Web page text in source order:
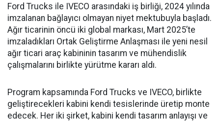
Ford Trucks ile IVECO arasındaki iş birliği, 2024 yılında
imzalanan bağlayıcı olmayan niyet mektubuyla başladı.
Ağır ticarinin öncü iki global markası, Mart 2025’te
imzaladıkları Ortak Geliştirme Anlaşması ile yeni nesil
ağır ticari araç kabininin tasarım ve mühendislik
çalışmalarını birlikte yürütme kararı aldı.
Program kapsamında Ford Trucks ve IVECO, birlikte
geliştirecekleri kabini kendi tesislerinde üretip monte
edecek. Her iki şirket, kabini kendi tasarım anlayışı ve